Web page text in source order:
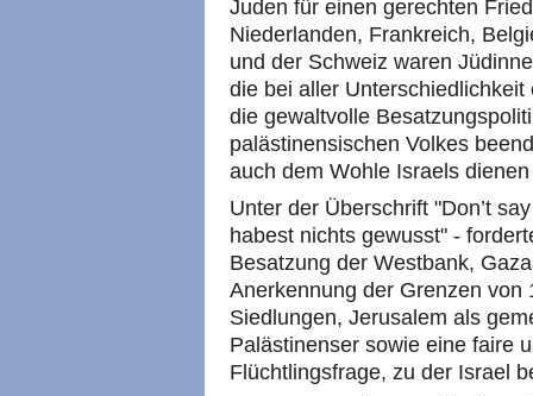
Juden für einen gerechten
Niederlanden, Frankreich,
und der Schweiz waren
die bei aller
die gewaltvolle
palästinensischen Volkes
auch dem Wohle Israels
Unter der Überschrift "Don’t
habest nichts gewusst" -
Besatzung der Westbank,
Anerkennung der Grenzen
Siedlungen, Jerusalem als
Palästinenser sowie eine faire
Flüchtlingsfrage, zu der Israel